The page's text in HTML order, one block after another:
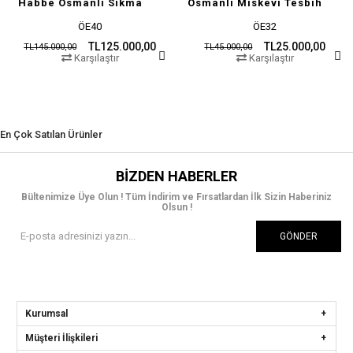
Habbe Osmanlı Sıkma
ÖE40
TL125.000,00
TL145.000,00
Karşılaştır
Osmanlı Miskevi Tesbih
ÖE32
TL25.000,00
TL45.000,00
Karşılaştır
En Çok Satılan Ürünler
BIZDEN HABERLER
Bültenimize Üye Olun ! Tüm İndirim ve Fırsatlardan İlk Sizin Haberiniz
Olsun !
GÖNDER
Kurumsal
Müşteri İlişkileri